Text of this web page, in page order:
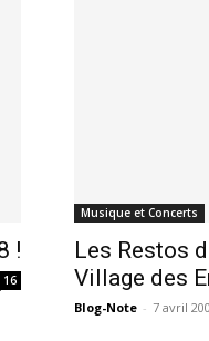
!
16
Musique et Concerts
Les Restos
Village des
Blog-Note - 7 avril